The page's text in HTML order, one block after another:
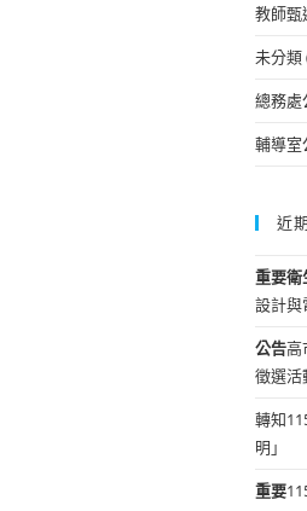
教師甄
未分類
總務處
輔導室
近
重要衛
設計與
公告高
徵選活
轉知
明」
重要